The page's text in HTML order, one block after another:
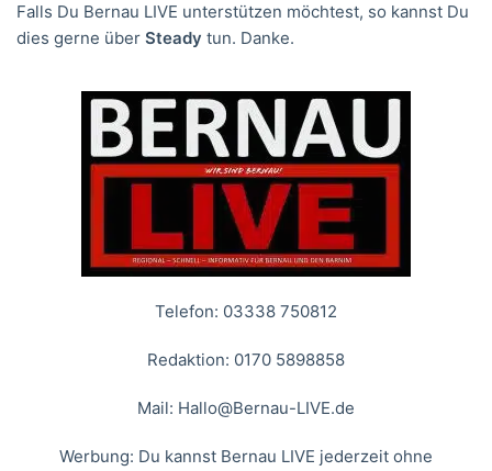
Falls Du Bernau LIVE unterstützen möchtest, so kannst Du
dies gerne über Steady tun. Danke.
Telefon: 03338 750812
Redaktion: 0170 5898858
Mail: Hallo@Bernau-LIVE.de
Werbung: Du kannst Bernau LIVE jederzeit ohne